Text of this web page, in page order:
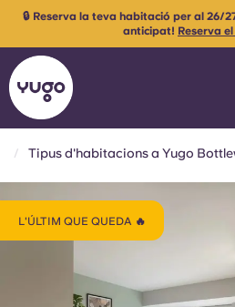
UbicacionsEnglish (US)
Chinese
🔒 Reserva la teva habitació per al 26/
anticipat! Reserva
Tipus d'habitacions a Yugo
L'ÚLTIM QUE QUEDA 🔥